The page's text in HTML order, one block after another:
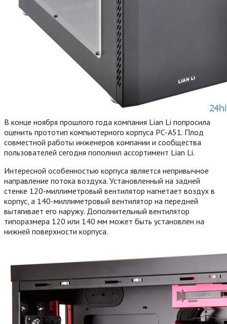
В конце ноября прошлого года компания Lian Li попросила
оценить прототип компьютерного корпуса PC-A51. Плод
совместной работы инженеров компании и сообщества
пользователей сегодня пополнил ассортимент Lian Li.
Интересной особенностью корпуса является непривычное
направление потока воздуха. Установленный на задней
стенке 120-миллиметровый вентилятор нагнетает воздух в
корпус, а 140-миллиметровый вентилятор на передней
вытягивает его наружу. Дополнительный вентилятор
типоразмера 120 или 140 мм может быть установлен на
нижней поверхности корпуса.